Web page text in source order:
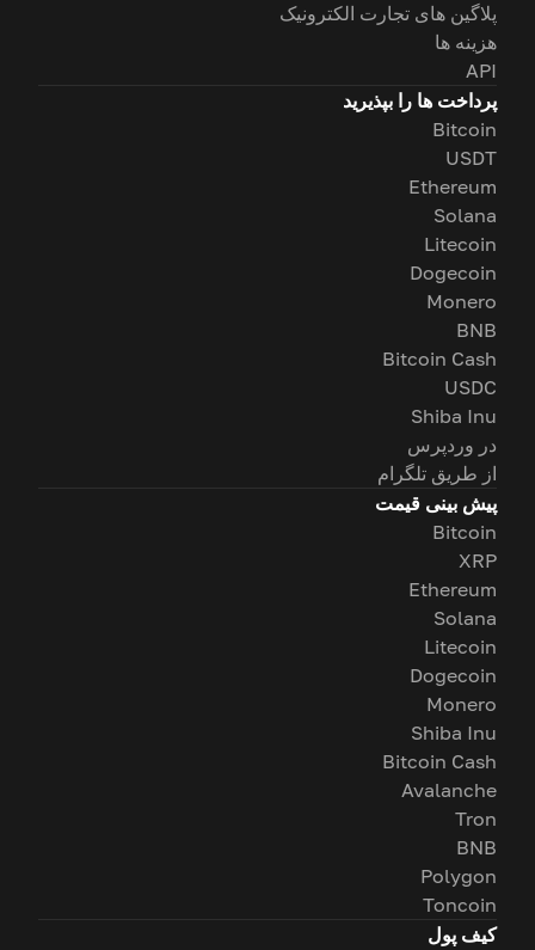
پلاگین های تجارت الکترونیک
هزینه ها
API
پرداخت ها را بپذیرید
Bitcoin
USDT
Ethereum
Solana
Litecoin
Dogecoin
Monero
BNB
Bitcoin Cash
USDC
Shiba Inu
در وردپرس
از طریق تلگرام
پیش بینی قیمت
Bitcoin
XRP
Ethereum
Solana
Litecoin
Dogecoin
Monero
Shiba Inu
Bitcoin Cash
Avalanche
Tron
BNB
Polygon
Toncoin
کیف پول